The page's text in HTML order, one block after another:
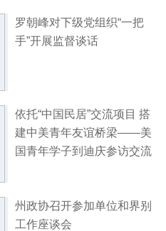
罗朝峰对下级党组织“一把
手”开展监督谈话
依托“中国民居”交流项目 搭
建中美青年友谊桥梁——美
国青年学子到迪庆参访交流
州政协召开参加单位和界别
工作座谈会